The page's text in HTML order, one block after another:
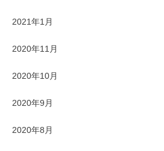
2021年1月
2020年11月
2020年10月
2020年9月
2020年8月